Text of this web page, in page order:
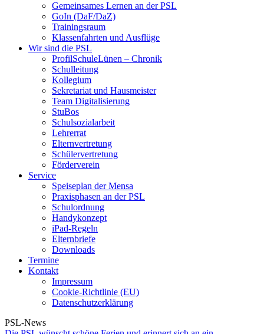
Gemeinsames Lernen an der PSL​
GoIn (DaF/DaZ)
Trainingsraum
Klassenfahrten und Ausflüge
Wir sind die PSL
ProfilSchuleLünen – Chronik
Schulleitung
Kollegium
Sekretariat und Hausmeister
Team Digitalisierung
StuBos
Schulsozialarbeit
Lehrerrat
Elternvertretung
Schülervertretung
Förderverein
Service
Speiseplan der Mensa
Praxisphasen an der PSL
Schulordnung
Handykonzept
iPad-Regeln
Elternbriefe
Downloads
Termine
Kontakt
Impressum
Cookie-Richtlinie (EU)
Datenschutzerklärung
PSL-News